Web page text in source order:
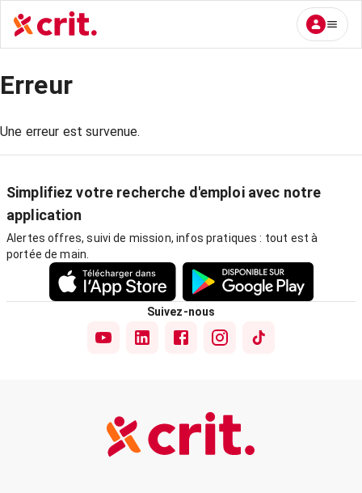
Erreur
Une erreur est survenue.
Simplifiez votre recherche d'emploi avec notre
application
Alertes offres, suivi de mission, infos pratiques : tout est à
portée de main.
Suivez-nous